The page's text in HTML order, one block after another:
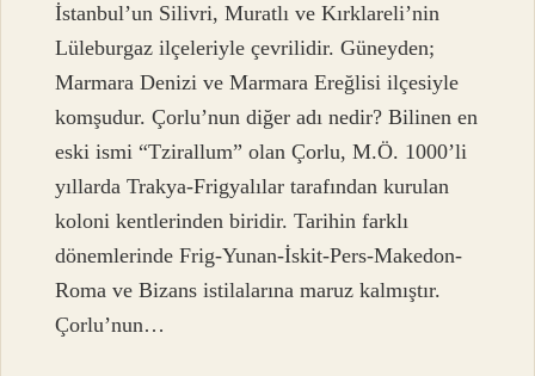
İstanbul’un Silivri, Muratlı ve Kırklareli’nin
Lüleburgaz ilçeleriyle çevrilidir. Güneyden;
Marmara Denizi ve Marmara Ereğlisi ilçesiyle
komşudur. Çorlu’nun diğer adı nedir? Bilinen en
eski ismi “Tzirallum” olan Çorlu, M.Ö. 1000’li
yıllarda Trakya-Frigyalılar tarafından kurulan
koloni kentlerinden biridir. Tarihin farklı
dönemlerinde Frig-Yunan-İskit-Pers-Makedon-
Roma ve Bizans istilalarına maruz kalmıştır.
Çorlu’nun…